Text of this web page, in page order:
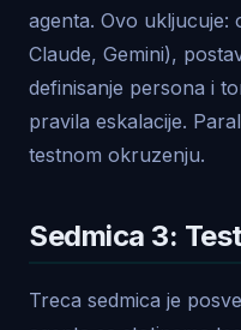
agenta. Ovo ukljucuje:
Claude, Gemini),
definisanje persona i
pravila eskalacije.
testnom okruzenju.
Sedmica 3:
Treca sedmica je